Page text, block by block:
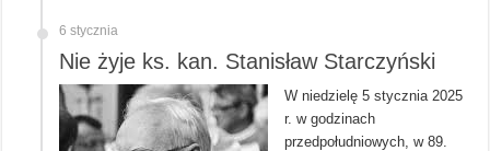
6 stycznia
Nie żyje ks. kan. Stanisław Starczyński
W niedzielę 5 stycznia 2025
r. w godzinach
przedpołudniowych, w 89.